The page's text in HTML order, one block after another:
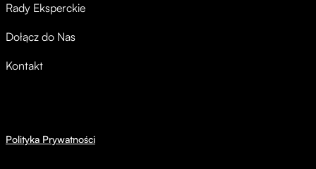
Rady Eksperckie
Dołącz do Nas
Kontakt
Polityka Prywatności